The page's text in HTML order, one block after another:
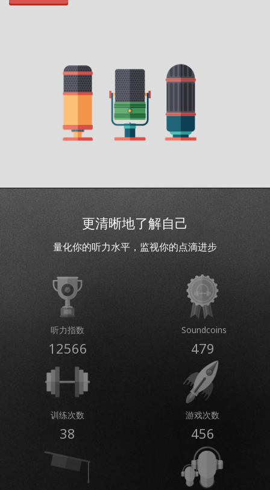
更清晰地了解自己
量化你的听力水平，监视你的点滴进步
听力指数
12566
Soundcoins
479
训练次数
38
游戏次数
456